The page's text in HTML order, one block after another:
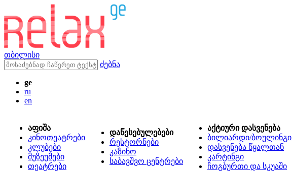
თბილისი
ძებნა
ge
ru
en
აფიშა
კინოთეატრები
კლუბები
მუზეუმები
თეატრები
დაწესებულებები
რესტორნები
კაზინო
საბავშვო ცენტრები
აქტიური დასვენება
ბილიარდი/ბოულინგი
დასვენება წყალთან
კარტინგი
ჩოგბურთი და სკუაში